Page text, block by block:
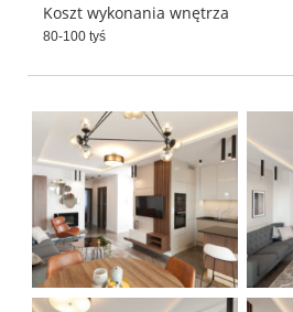
Koszt wykonania wnętrza
80-100 tyś